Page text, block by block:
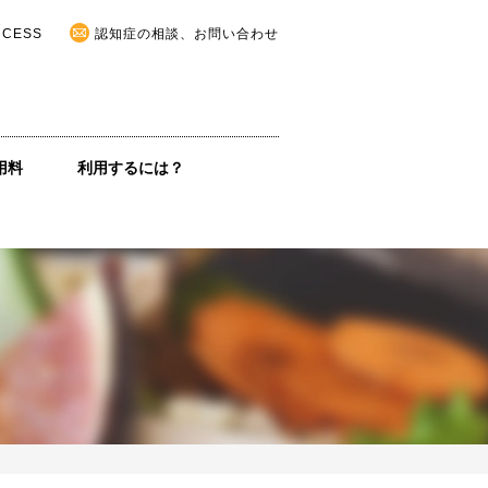
認知症の相談、お問い合わせ
料 利用するには？